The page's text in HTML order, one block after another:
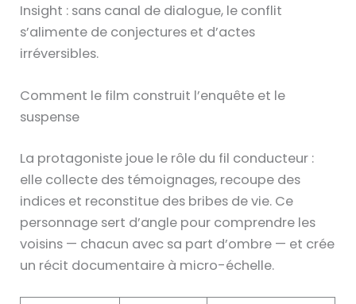
Insight : sans canal de dialogue, le conflit
s’alimente de conjectures et d’actes
irréversibles.
Comment le film construit l’enquête et le
suspense
La protagoniste joue le rôle du fil conducteur :
elle collecte des témoignages, recoupe des
indices et reconstitue des bribes de vie. Ce
personnage sert d’angle pour comprendre les
voisins — chacun avec sa part d’ombre — et crée
un récit documentaire à micro-échelle.